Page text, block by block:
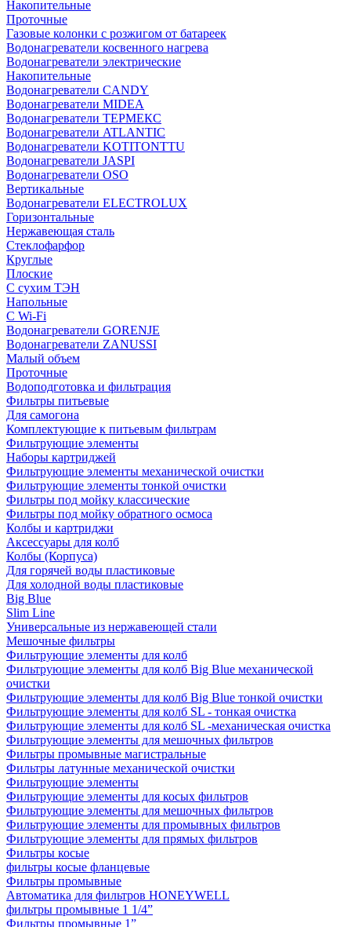
Накопительные
Проточные
Газовые колонки с розжигом от батареек
Водонагреватели косвенного нагрева
Водонагреватели электрические
Накопительные
Водонагреватели CANDY
Водонагреватели MIDEA
Водонагреватели ТЕРМЕКС
Водонагреватели ATLANTIC
Водонагреватели KOTITONTTU
Водонагреватели JASPI
Водонагреватели OSO
Вертикальные
Водонагреватели ELECTROLUX
Горизонтальные
Нержавеющая сталь
Стеклофарфор
Круглые
Плоские
С сухим ТЭН
Напольные
С Wi-Fi
Водонагреватели GORENJE
Водонагреватели ZANUSSI
Малый объем
Проточные
Водоподготовка и фильтрация
Фильтры питьевые
Для самогона
Комплектующие к питьевым фильтрам
Фильтрующие элементы
Наборы картриджей
Фильтрующие элементы механической очистки
Фильтрующие элементы тонкой очистки
Фильтры под мойку классические
Фильтры под мойку обратного осмоса
Колбы и картриджи
Аксессуары для колб
Колбы (Корпуса)
Для горячей воды пластиковые
Для холодной воды пластиковые
Big Blue
Slim Line
Универсальные из нержавеющей стали
Мешочные фильтры
Фильтрующие элементы для колб
Фильтрующие элементы для колб Big Blue механической
очистки
Фильтрующие элементы для колб Big Blue тонкой очистки
Фильтрующие элементы для колб SL - тонкая очистка
Фильтрующие элементы для колб SL -механическая очистка
Фильтрующие элементы для мешочных фильтров
Фильтры промывные магистральные
Фильтры латунные механической очистки
Фильтрующие элементы
Фильтрующие элементы для косых фильтров
Фильтрующие элементы для мешочных фильтров
Фильтрующие элементы для промывных фильтров
Фильтрующие элементы для прямых фильтров
Фильтры косые
фильтры косые фланцевые
Фильтры промывные
Автоматика для фильтров HONEYWELL
фильтры промывные 1 1/4”
Фильтры промывные 1”